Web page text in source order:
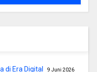
di Era Digital 9 Juni 2026